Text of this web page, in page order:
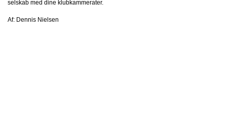
selskab med dine klubkammerater.
Af: Dennis Nielsen